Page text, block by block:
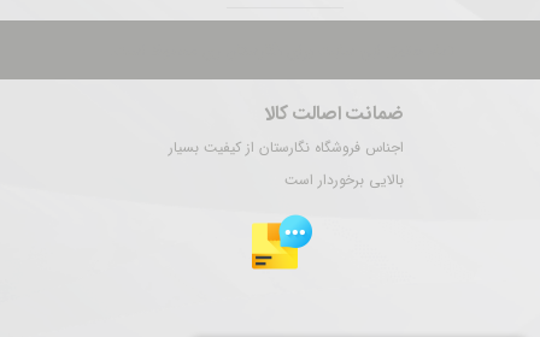
ضمانت اصالت کالا
اجناس فروشگاه نگارستان از کیفیت بسیار
بالایی برخوردار است